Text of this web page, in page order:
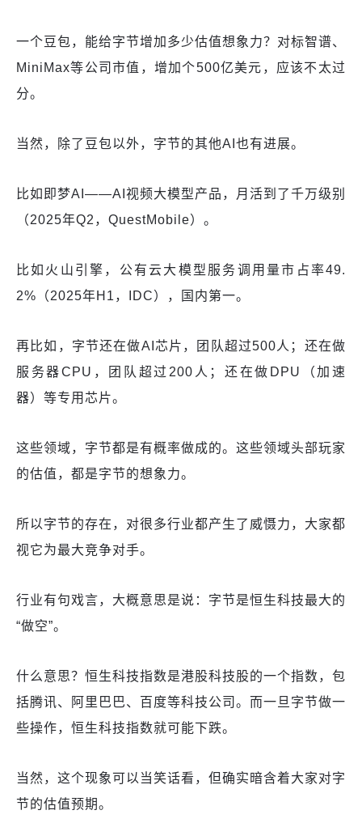
一个豆包，能给字节增加多少估值想象力？对标智谱、
MiniMax等公司市值，增加个500亿美元，应该不太过
分。
当然，除了豆包以外，字节的其他AI也有进展。
比如即梦AI——AI视频大模型产品，月活到了千万级别
（2025年Q2，QuestMobile）。
比如火山引擎，公有云大模型服务调用量市占率49.
2%（2025年H1，IDC），国内第一。
再比如，字节还在做AI芯片，团队超过500人；还在做
服务器CPU，团队超过200人；还在做DPU（加速
器）等专用芯片。
这些领域，字节都是有概率做成的。这些领域头部玩家
的估值，都是字节的想象力。
所以字节的存在，对很多行业都产生了威慑力，大家都
视它为最大竞争对手。
行业有句戏言，大概意思是说：字节是恒生科技最大的
“做空”。
什么意思？恒生科技指数是港股科技股的一个指数，包
括腾讯、阿里巴巴、百度等科技公司。而一旦字节做一
些操作，恒生科技指数就可能下跌。
当然，这个现象可以当笑话看，但确实暗含着大家对字
节的估值预期。